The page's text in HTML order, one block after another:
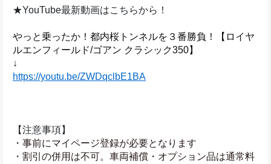
★YouTube最新動画はこちらから！
やっと乗ったか！都内桜トンネルを３番勝負！【ロイヤ
ルエンフィールド/ゴアン クラシック350】
↓
https://youtu.be/ZWDqclbE1BA
【注意事項】
・事前にマイページ登録が必要となります
・割引の併用は不可。車両補償・オプション品は通常料